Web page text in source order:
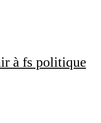
à fs politique